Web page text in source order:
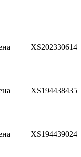
XS2023306140
XS1944384350
XS1944390241